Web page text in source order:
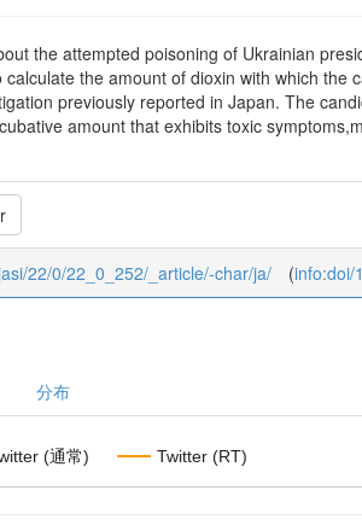
the attempted poisoning of Ukrainian
calculate the amount of dioxin with which the
previously reported in Japan. The
amount that exhibits toxic
22/0/22_0_252/_article/-char/ja/ (info:doi/
分布
(通常) Twitter (RT)